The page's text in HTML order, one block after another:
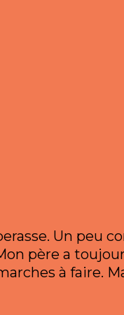
Un peu
père a
à faire.